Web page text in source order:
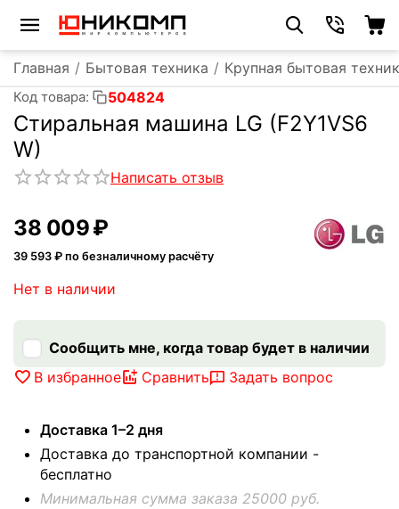
Главная / Бытовая техника / Крупная бытовая
Код товара: 504824
Стиральная машина LG (F2Y1VS6
W)
Написать отзыв
38 009₽
39 593 ₽ по безналичному расчёту
Нет в наличии
Сообщить мне, когда товар будет в наличии
В избранное
Сравнить Задать вопрос
Доставка 1–2 дня
Доставка до транспортной компании -
бесплатно
Минимальная сумма заказа 25000 руб.